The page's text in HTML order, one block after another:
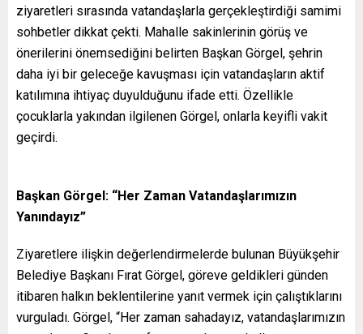
ziyaretleri sırasında vatandaşlarla gerçekleştirdiği samimi
sohbetler dikkat çekti. Mahalle sakinlerinin görüş ve
önerilerini önemsediğini belirten Başkan Görgel, şehrin
daha iyi bir geleceğe kavuşması için vatandaşların aktif
katılımına ihtiyaç duyulduğunu ifade etti. Özellikle
çocuklarla yakından ilgilenen Görgel, onlarla keyifli vakit
geçirdi.
Başkan Görgel: “Her Zaman Vatandaşlarımızın
Yanındayız”
Ziyaretlere ilişkin değerlendirmelerde bulunan Büyükşehir
Belediye Başkanı Fırat Görgel, göreve geldikleri günden
itibaren halkın beklentilerine yanıt vermek için çalıştıklarını
vurguladı. Görgel, “Her zaman sahadayız, vatandaşlarımızın